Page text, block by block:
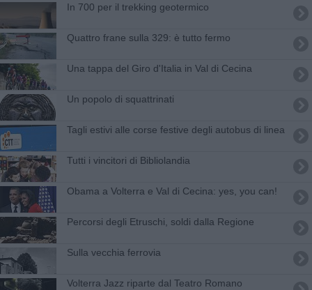
In 700 per il trekking geotermico
Quattro frane sulla 329: è tutto fermo
Una tappa del Giro d'Italia in Val di Cecina
Un popolo di squattrinati
Tagli estivi alle corse festive degli autobus di linea
Tutti i vincitori di Bibliolandia
Obama a Volterra e Val di Cecina: yes, you can!
Percorsi degli Etruschi, soldi dalla Regione
Sulla vecchia ferrovia
Volterra Jazz riparte dal Teatro Romano